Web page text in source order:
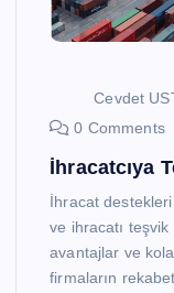
Cevdet
0 Comments
İhracatcıya
İhracat
ve ihracatı
avantajlar ve
firmaların